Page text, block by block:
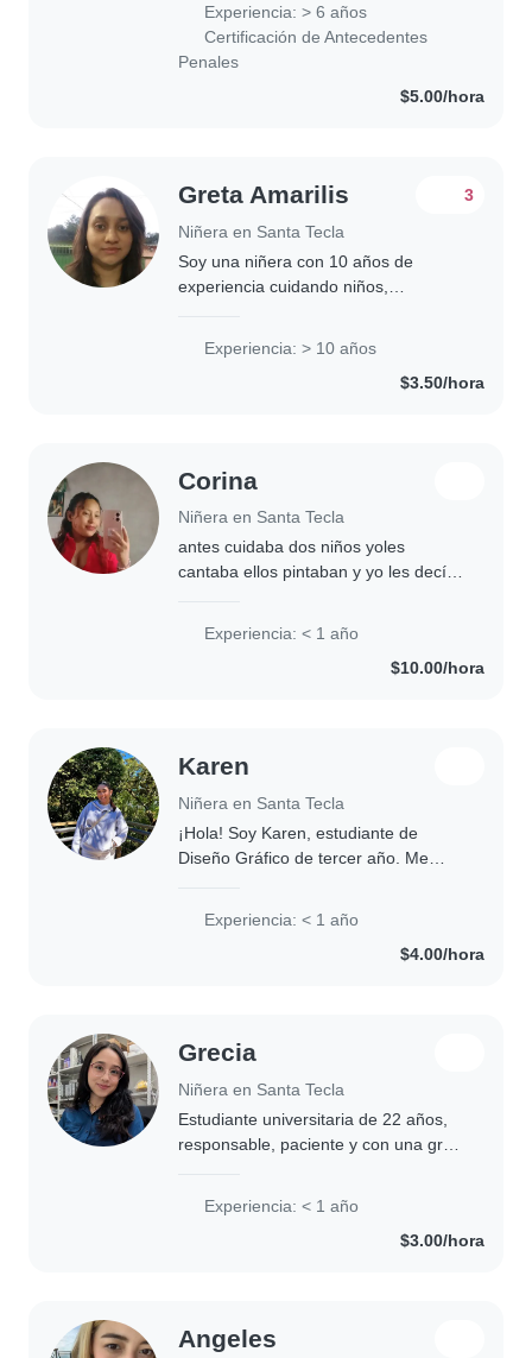
una amplia experiencia y sensibilidad
Experiencia: > 6 años
Certificación de Antecedentes
Penales
$5.00/hora
Greta Amarilis
Niñera en Santa Tecla
3
Soy una niñera con 10 años de
experiencia cuidando niños,
tiempo en una iglesia en el área de
Experiencia: > 10 años
$3.50/hora
Corina
Niñera en Santa Tecla
antes cuidaba dos niños yoles
cantaba ellos pintaban y yo les decía
Experiencia: < 1 año
$10.00/hora
Karen
Niñera en Santa Tecla
¡Hola! Soy Karen, estudiante de
Diseño Gráfico de tercer año. Me
encanta hacer manualidades, pintar,
Experiencia: < 1 año
$4.00/hora
Grecia
Niñera en Santa Tecla
Estudiante universitaria de 22 años,
responsable, paciente y con una gran
ser una persona muy atenta,
Experiencia: < 1 año
$3.00/hora
Angeles